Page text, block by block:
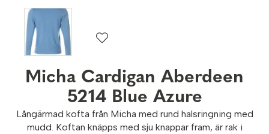
Micha Cardigan Aberdeen
5214 Blue Azure
Långärmad kofta från Micha med rund halsringning med
mudd. Koftan knäpps med sju knappar fram, är rak i